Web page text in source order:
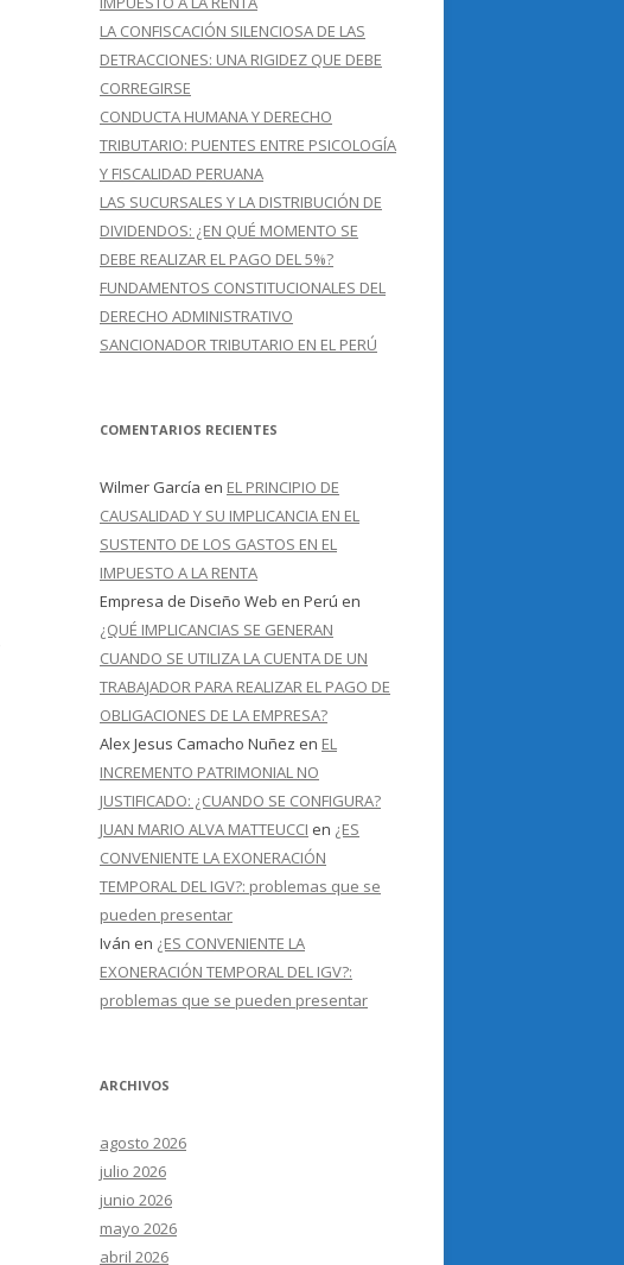
LA CONFISCACIÓN SILENCIOSA DE LAS
DETRACCIONES: UNA RIGIDEZ QUE DEBE
CORREGIRSE
CONDUCTA HUMANA Y DERECHO
TRIBUTARIO: PUENTES ENTRE PSICOLOGÍA
Y FISCALIDAD PERUANA
LAS SUCURSALES Y LA DISTRIBUCIÓN DE
DIVIDENDOS: ¿EN QUÉ MOMENTO SE
DEBE REALIZAR EL PAGO DEL 5%?
FUNDAMENTOS CONSTITUCIONALES DEL
DERECHO ADMINISTRATIVO
SANCIONADOR TRIBUTARIO EN EL PERÚ
COMENTARIOS RECIENTES
Wilmer García en EL PRINCIPIO DE
CAUSALIDAD Y SU IMPLICANCIA EN EL
SUSTENTO DE LOS GASTOS EN EL
IMPUESTO A LA RENTA
Empresa de Diseño Web en Perú en
¿QUÉ IMPLICANCIAS SE GENERAN
CUANDO SE UTILIZA LA CUENTA DE UN
TRABAJADOR PARA REALIZAR EL PAGO DE
OBLIGACIONES DE LA EMPRESA?
Alex Jesus Camacho Nuñez en EL
INCREMENTO PATRIMONIAL NO
JUSTIFICADO: ¿CUANDO SE CONFIGURA?
JUAN MARIO ALVA MATTEUCCI en ¿ES
CONVENIENTE LA EXONERACIÓN
TEMPORAL DEL IGV?: problemas que se
pueden presentar
Iván en ¿ES CONVENIENTE LA
EXONERACIÓN TEMPORAL DEL IGV?:
problemas que se pueden presentar
ARCHIVOS
agosto 2026
julio 2026
junio 2026
mayo 2026
abril 2026